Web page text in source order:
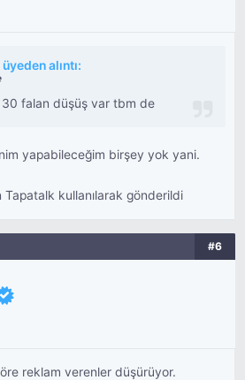
alıntı:
30 falan düşüş var tbm de
yapabileceğim birşey yok yani.
Tapatalk kullanılarak gönderildi
#6
reklam verenler düşürüyor.